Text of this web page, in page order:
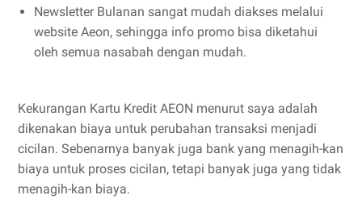
Newsletter Bulanan sangat mudah diakses melalui
website Aeon, sehingga info promo bisa diketahui
oleh semua nasabah dengan mudah.
Kekurangan Kartu Kredit AEON menurut saya adalah
dikenakan biaya untuk perubahan transaksi menjadi
cicilan. Sebenarnya banyak juga bank yang menagih-kan
biaya untuk proses cicilan, tetapi banyak juga yang tidak
menagih-kan biaya.